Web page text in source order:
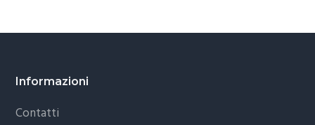
Footer
Informazioni
Contatti